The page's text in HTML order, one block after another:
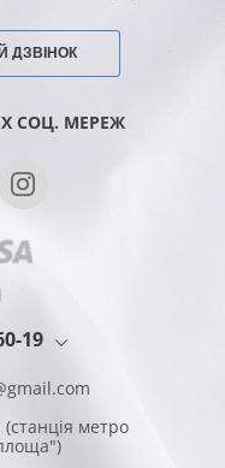
ДЗВІНОК
СОЦ. МЕРЕЖ
19
метро